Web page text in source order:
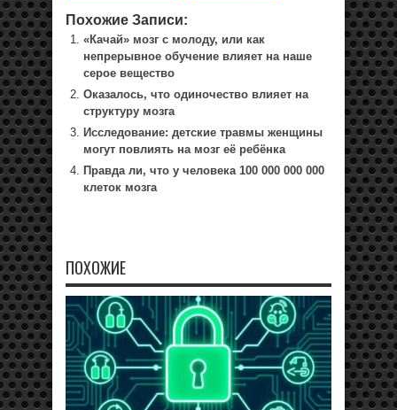
Похожие Записи:
«Качай» мозг с молоду, или как
непрерывное обучение влияет на наше
серое вещество
Оказалось, что одиночество влияет на
структуру мозга
Исследование: детские травмы женщины
могут повлиять на мозг её ребёнка
Правда ли, что у человека 100 000 000 000
клеток мозга
ПОХОЖИЕ